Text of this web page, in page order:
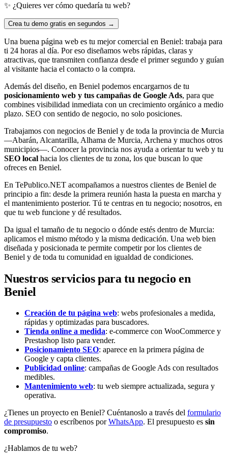
✨ ¿Quieres ver cómo quedaría tu web?
Crea tu demo gratis en segundos →
Una buena página web es tu mejor comercial en Beniel: trabaja para
ti 24 horas al día. Por eso diseñamos webs rápidas, claras y
atractivas, que transmiten confianza desde el primer segundo y guían
al visitante hacia el contacto o la compra.
Además del diseño, en Beniel podemos encargarnos de tu
posicionamiento web y tus campañas de Google Ads, para que
combines visibilidad inmediata con un crecimiento orgánico a medio
plazo. SEO con sentido de negocio, no solo posiciones.
Trabajamos con negocios de Beniel y de toda la provincia de Murcia
—Abarán, Alcantarilla, Alhama de Murcia, Archena y muchos otros
municipios—. Conocer la provincia nos ayuda a orientar tu web y tu
SEO local hacia los clientes de tu zona, los que buscan lo que
ofreces en Beniel.
En TePublico.NET acompañamos a nuestros clientes de Beniel de
principio a fin: desde la primera reunión hasta la puesta en marcha y
el mantenimiento posterior. Tú te centras en tu negocio; nosotros, en
que tu web funcione y dé resultados.
Da igual el tamaño de tu negocio o dónde estés dentro de Murcia:
aplicamos el mismo método y la misma dedicación. Una web bien
diseñada y posicionada te permite competir por los clientes de
Beniel y de toda tu comunidad en igualdad de condiciones.
Nuestros servicios para tu negocio en
Beniel
Creación de tu página web: webs profesionales a medida,
rápidas y optimizadas para buscadores.
Tienda online a medida: e-commerce con WooCommerce y
Prestashop listo para vender.
Posicionamiento SEO: aparece en la primera página de
Google y capta clientes.
Publicidad online: campañas de Google Ads con resultados
medibles.
Mantenimiento web: tu web siempre actualizada, segura y
operativa.
¿Tienes un proyecto en Beniel? Cuéntanoslo a través del formulario
de presupuesto o escríbenos porWhatsApp. El presupuesto es sin
compromiso.
¿Hablamos de tu web?